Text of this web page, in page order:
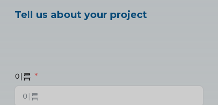
Tell us about your project
이름